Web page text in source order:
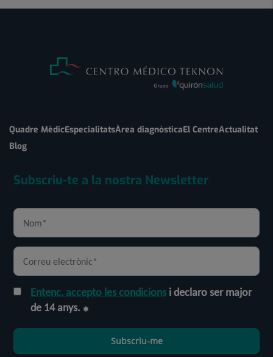
Quadre MèdicEspecialitatsÀrea diagnòsticaEl CentreActualitat
Blog
Subscriu-te a la nostra Newsletter
Entenc, accepto les condicions i declaro ser major
de 14 anys.
Subscriu-me